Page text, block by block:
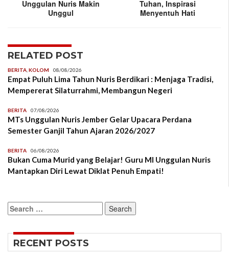
Unggulan Nuris Makin
Unggul
Tuhan, Inspirasi
Menyentuh Hati
RELATED POST
BERITA KOLOM 08/08/2026
Empat Puluh Lima Tahun Nuris Berdikari : Menjaga Tradisi,
Mempererat Silaturrahmi, Membangun Negeri
BERITA 07/08/2026
MTs Unggulan Nuris Jember Gelar Upacara Perdana
Semester Ganjil Tahun Ajaran 2026/2027
BERITA 06/08/2026
Bukan Cuma Murid yang Belajar! Guru MI Unggulan Nuris
Mantapkan Diri Lewat Diklat Penuh Empati!
Search
for:
RECENT POSTS